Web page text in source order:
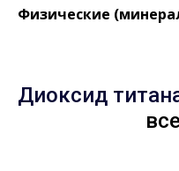
Физические
Диоксид